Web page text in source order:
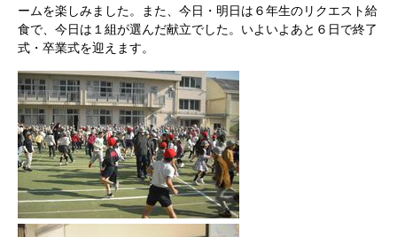
ームを楽しみました。また、今日・明日は６年生のリクエスト給
食で、今日は１組が選んだ献立でした。いよいよあと６日で終了
式・卒業式を迎えます。